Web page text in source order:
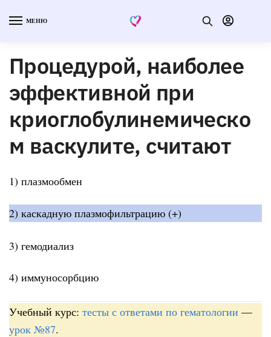
МЕНЮ
Процедурой, наиболее
эффективной при
криоглобулинемическо
м васкулите, считают
1) плазмообмен
2) каскадную плазмофильтрацию (+)
3) гемодиализ
4) иммуносорбцию
Учебный курс: тесты с ответами по гематологии —
урок №87.